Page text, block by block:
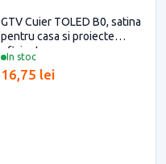
In stoc
GTV Cuier TOLED B0, satina
pentru casa si proiecte
eficiente
16,75 lei